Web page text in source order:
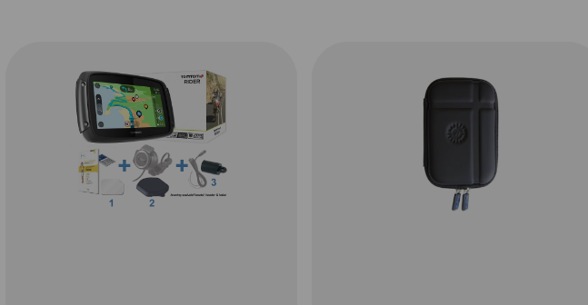
Laat je TomTom Rider
automatisch een
andere route terug
vanaf je bestemming
ontdekken. Kies
gewoon het
vertrekpunt en de
handschoenvriendelijke
gevoeligheidsniveaus.
Het slimme scherm